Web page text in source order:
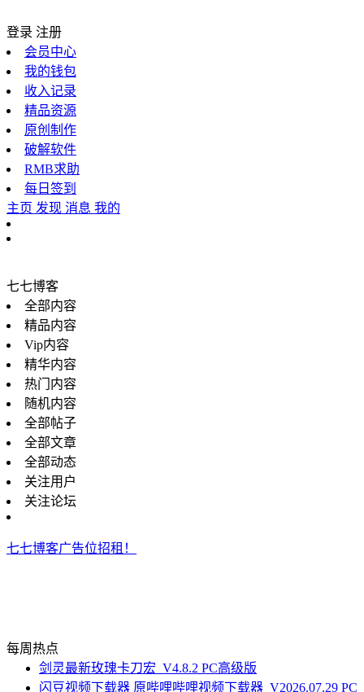
登录 注册
会员中心
我的钱包
收入记录
精品资源
原创制作
破解软件
RMB求助
每日签到
主页 发现 消息 我的
七七博客
全部内容
精品内容
Vip内容
精华内容
热门内容
随机内容
全部帖子
全部文章
全部动态
关注用户
关注论坛
七七博客广告位招租！
每周热点
剑灵最新玫瑰卡刀宏_V4.8.2 PC高级版
闪豆视频下载器 原哔哩哔哩视频下载器_V2026.07.29 PC